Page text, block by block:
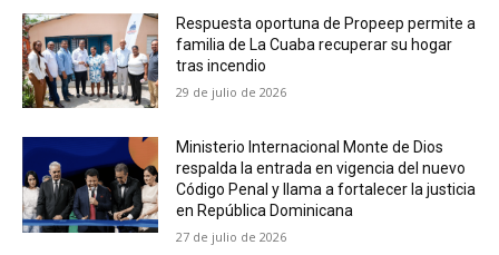
Respuesta oportuna de Propeep permite a
familia de La Cuaba recuperar su hogar
tras incendio
29 de julio de 2026
Ministerio Internacional Monte de Dios
respalda la entrada en vigencia del nuevo
Código Penal y llama a fortalecer la justicia
en República Dominicana
27 de julio de 2026